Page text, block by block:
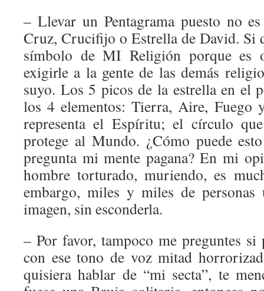
– Llevar un Pentagrama puesto no
Cruz, Crucifijo o Estrella de David. Si
símbolo de MI Religión porque es
exigirle a la gente de las demás
suyo. Los 5 picos de la estrella en el
los 4 elementos: Tierra, Aire, Fuego
representa el Espíritu; el círculo
protege al Mundo. ¿Cómo puede
pregunta mi mente pagana? En mi
hombre torturado, muriendo, es
embargo, miles y miles de personas
imagen, sin esconderla.
– Por favor, tampoco me preguntes si
con ese tono de voz mitad
quisiera hablar de “mi secta”, te